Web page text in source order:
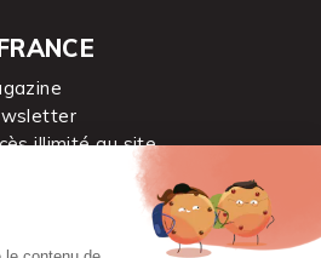
illimité au site